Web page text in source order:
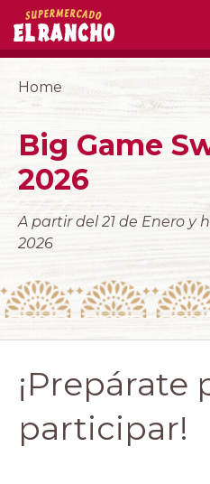
Home
Big Game
2026
A partir del 21 de Enero y
2026
¡Prepárate
participar!